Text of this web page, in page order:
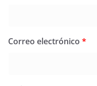
Correo electrónico *